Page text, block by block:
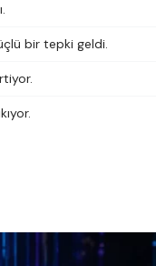
bir tepki geldi.